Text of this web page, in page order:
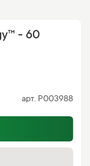
арт. P003988
- 60